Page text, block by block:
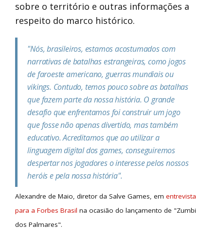
sobre o território e outras informações a
respeito do marco histórico.
"Nós, brasileiros, estamos acostumados com
narrativas de batalhas estrangeiras, como jogos
de faroeste americano, guerras mundiais ou
vikings. Contudo, temos pouco sobre as batalhas
que fazem parte da nossa história. O grande
desafio que enfrentamos foi construir um jogo
que fosse não apenas divertido, mas também
educativo. Acreditamos que ao utilizar a
linguagem digital dos games, conseguiremos
despertar nos jogadores o interesse pelos nossos
heróis e pela nossa história".
Alexandre de Maio, diretor da Salve Games, ementrevista
para a Forbes Brasil na ocasião do lançamento de "Zumbi
dos Palmares".